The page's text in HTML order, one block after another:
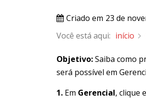
Criado em 23 de
Você está aqui: início
Objetivo:Saiba como
será possível em
1. Em Gerencial, clique